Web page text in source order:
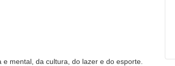
mental, da cultura, do lazer e do esporte.